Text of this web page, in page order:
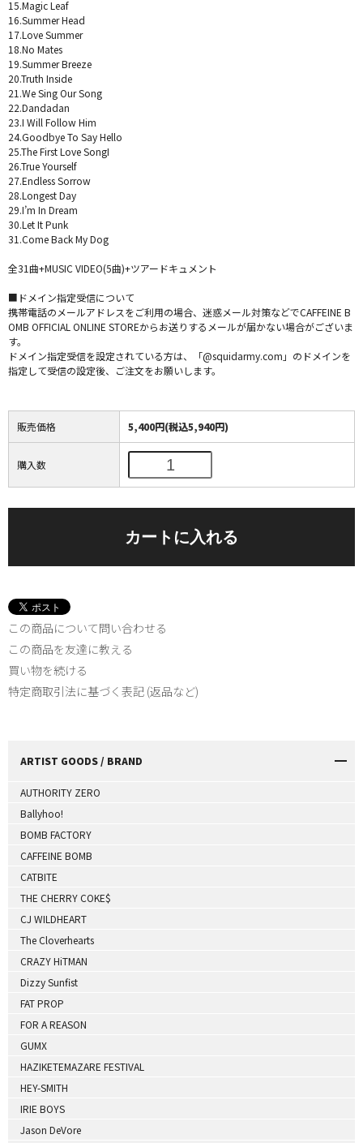
15.Magic Leaf
16.Summer Head
17.Love Summer
18.No Mates
19.Summer Breeze
20.Truth Inside
21.We Sing Our Song
22.Dandadan
23.I Will Follow Him
24.Goodbye To Say Hello
25.The First Love SongI
26.True Yourself
27.Endless Sorrow
28.Longest Day
29.I’m In Dream
30.Let It Punk
31.Come Back My Dog
全31曲+MUSIC VIDEO(5曲)+ツアードキュメント
■ドメイン指定受信について
携帯電話のメールアドレスをご利用の場合、迷惑メール対策などでCAFFEINE B
OMB OFFICIAL ONLINE STOREからお送りするメールが届かない場合がございま
す。
ドメイン指定受信を設定されている方は、「@squidarmy.com」のドメインを
指定して受信の設定後、ご注文をお願いします。
販売価格 5,400円(税込5,940円)
購入数
この商品について問い合わせる
この商品を友達に教える
買い物を続ける
特定商取引法に基づく表記 (返品など)
ARTIST GOODS / BRAND
AUTHORITY ZERO
Ballyhoo!
BOMB FACTORY
CAFFEINE BOMB
CATBITE
THE CHERRY COKE$
CJ WILDHEART
The Cloverhearts
CRAZY HiTMAN
Dizzy Sunfist
FAT PROP
FOR A REASON
GUMX
HAZIKETEMAZARE FESTIVAL
HEY-SMITH
IRIE BOYS
Jason DeVore